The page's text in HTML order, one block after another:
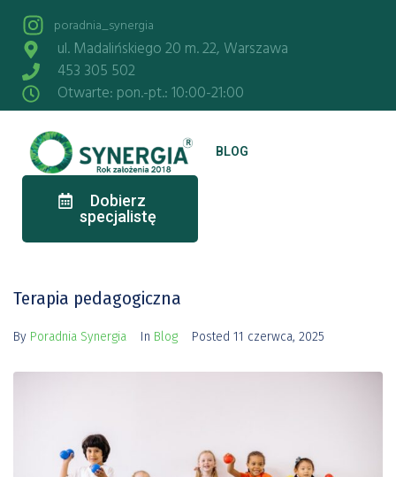
poradnia_synergia
ul. Madalińskiego 20 m. 22, Warszawa
453 305 502
Otwarte: pon.-pt.: 10:00-21:00
BLOG
Dobierz
specjalistę
Terapia pedagogiczna
By Poradnia Synergia In Blog Posted 11 czerwca, 2025